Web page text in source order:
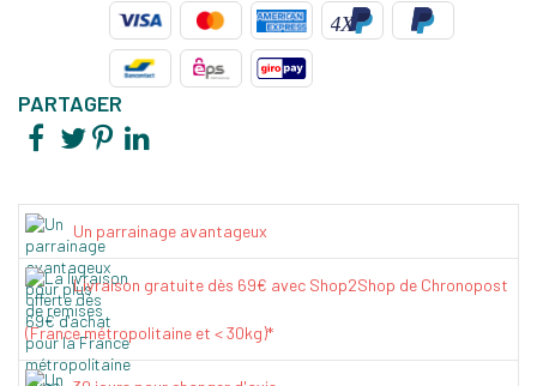
PARTAGER
Un parrainage avantageux
Livraison gratuite dès 69€ avec Shop2Shop de Chronopost
(France métropolitaine et < 30kg)*